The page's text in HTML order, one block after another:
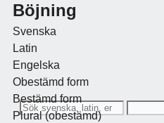
Böjning
Svenska
Latin
Engelska
Obestämd form
Bestämd form
Plural (obestämd)